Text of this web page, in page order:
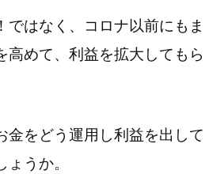
ではなく、コロナ以前にもま
高めて、利益を拡大してもら
金をどう運用し利益を出して
うか。